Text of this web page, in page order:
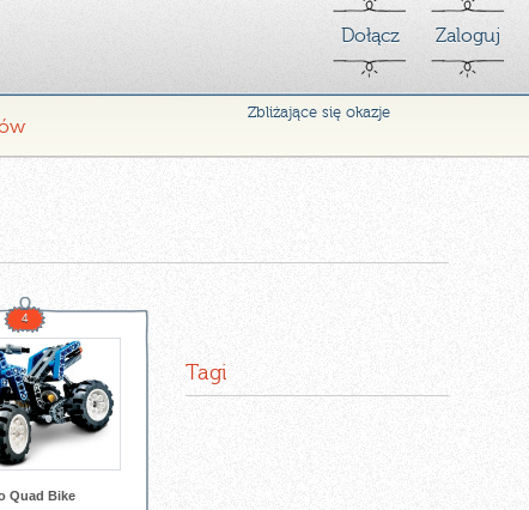
Dołącz Zaloguj
Zbliżające się okazje
Tagi
4
Quad Bike